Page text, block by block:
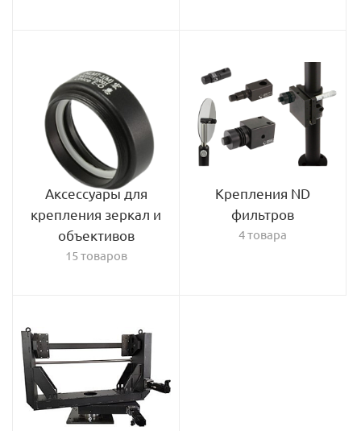
Аксессуары для
крепления зеркал и
объективов
15 товаров
Крепления ND
фильтров
4 товара